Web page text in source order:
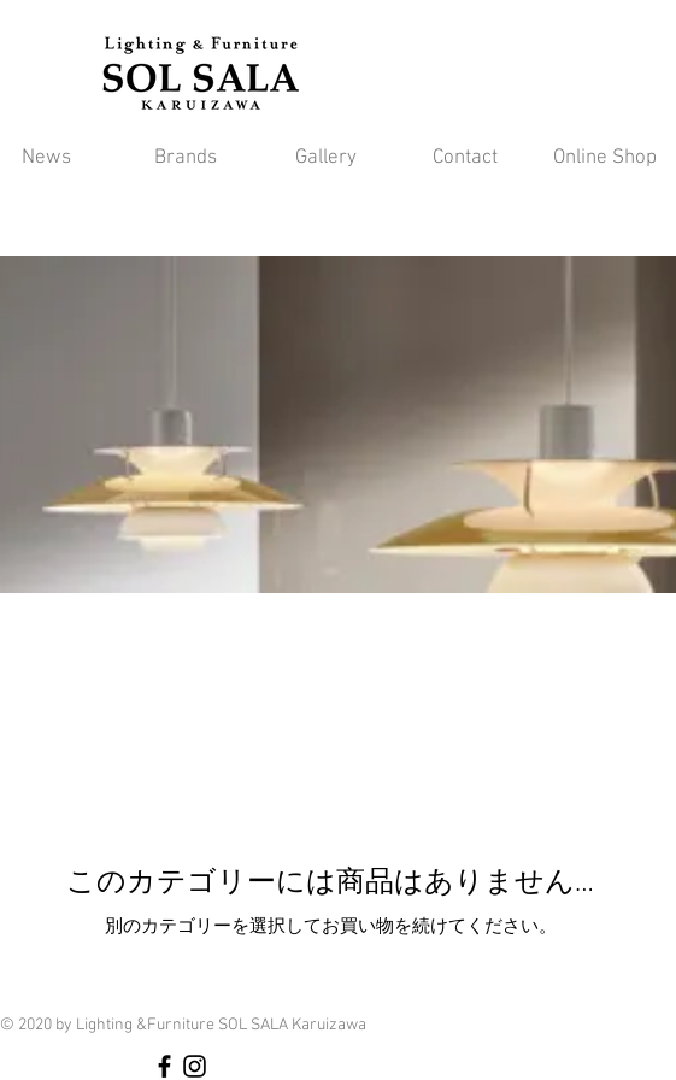
News Brands Gallery Contact
Online Shop
このカテゴリーには商品はありません…
別のカテゴリーを選択してお買い物を続けてください。
© 2020 by Lighting &Furniture SOL SALA Karuizawa